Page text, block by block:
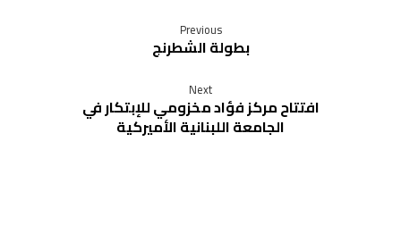
Previous
بطولة الشطرنج
Next
افتتاح مركز فؤاد مخزومي للإبتكار في
الجامعة اللبنانية الأميركية